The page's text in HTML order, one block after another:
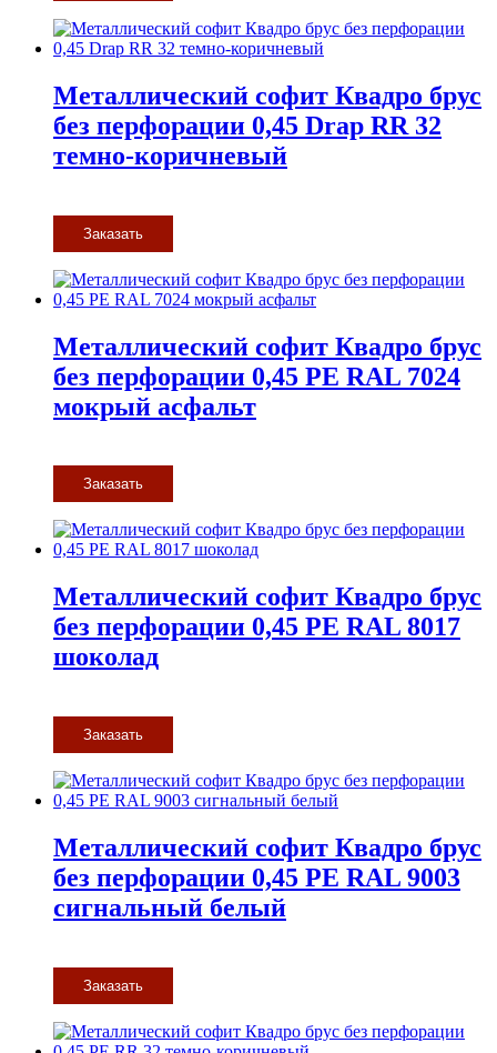
Металлический софит Квадро брус
без перфорации 0,45 Drap RR 32
темно-коричневый
Заказать
Металлический софит Квадро брус
без перфорации 0,45 PE RAL 7024
мокрый асфальт
Заказать
Металлический софит Квадро брус
без перфорации 0,45 PE RAL 8017
шоколад
Заказать
Металлический софит Квадро брус
без перфорации 0,45 PE RAL 9003
сигнальный белый
Заказать